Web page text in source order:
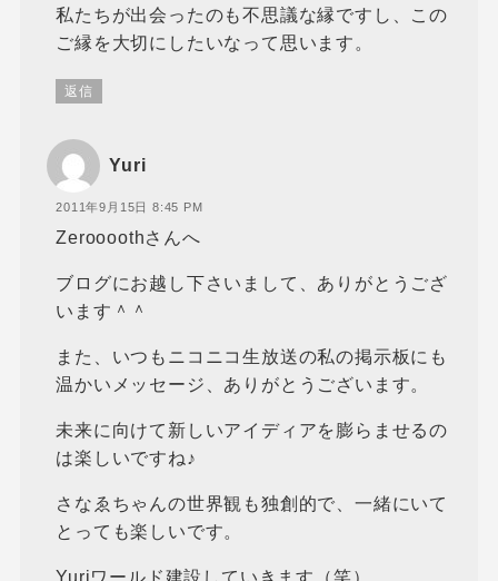
私たちが出会ったのも不思議な縁ですし、この
ご縁を大切にしたいなって思います。
返信
Yuri
2011年9月15日 8:45 PM
Zeroooothさんへ
ブログにお越し下さいまして、ありがとうござ
います＾＾
また、いつもニコニコ生放送の私の掲示板にも
温かいメッセージ、ありがとうございます。
未来に向けて新しいアイディアを膨らませるの
は楽しいですね♪
さなゑちゃんの世界観も独創的で、一緒にいて
とっても楽しいです。